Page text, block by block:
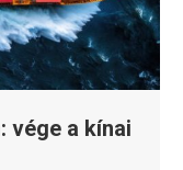
vége a kínai